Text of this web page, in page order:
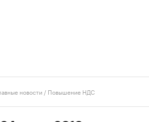
новости / Повышение НДС